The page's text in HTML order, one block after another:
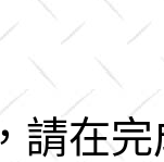
請在